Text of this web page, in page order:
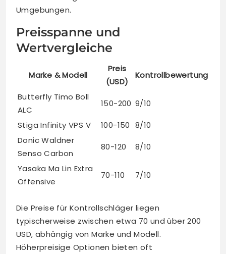
Umgebungen.
Preisspanne und
Wertvergleiche
Marke & Modell
Preis
(USD)
Kontrollbewertung
Butterfly Timo Boll
ALC
150-200 9/10
Stiga Infinity VPS V 100-150 8/10
Donic Waldner
Senso Carbon
80-120 8/10
Yasaka Ma Lin Extra
Offensive
70-110 7/10
Die Preise für Kontrollschläger liegen
typischerweise zwischen etwa 70 und über 200
USD, abhängig von Marke und Modell.
Höherpreisige Optionen bieten oft